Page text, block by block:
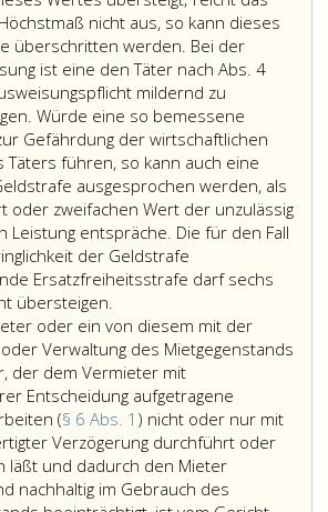
des
Mietvertrages
ohne
einen
solchen
Verzicht
sinnlos
gemacht
hätten,
nachgewiesen
werden
und
der
für
den
Verzicht
gezahlte
Betrag
den
Hauptmietzins
für
geleisteten
Beträge
als
Einnahmen
im
Sinn
des
Paragraph
20,
Absatz
eins,
Ziffer
eins,
Litera
g,
auszuweisen.
nicht aus, so kann dieses
überschritten werden. Bei der
ist eine den Täter nach Abs. 4
mildernd zu
Würde eine so bemessene
Gefährdung der wirtschaftlichen
Täters führen, so kann auch eine
ausgesprochen werden, als
oder zweifachen Wert der unzulässig
Leistung entspräche. Die für den Fall
der Geldstrafe
Ersatzfreiheitsstrafe darf sechs
übersteigen.
für
sich
oder
einen
anderen
Leistungen
entgegennimmt
oder
oder ein von diesem mit der
Verwaltung des Mietgegenstands
der dem Vermieter mit
Entscheidung aufgetragene
(§ 6 Abs. 1 ) nicht oder nur mit
Verzögerung durchführt oder
läßt und dadurch den Mieter
nachhaltig im Gebrauch des